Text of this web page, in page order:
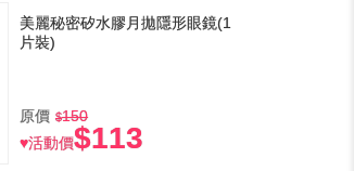
美麗秘密矽水膠月拋隱形眼鏡(1
片裝)
原價
150
♥活動價$113